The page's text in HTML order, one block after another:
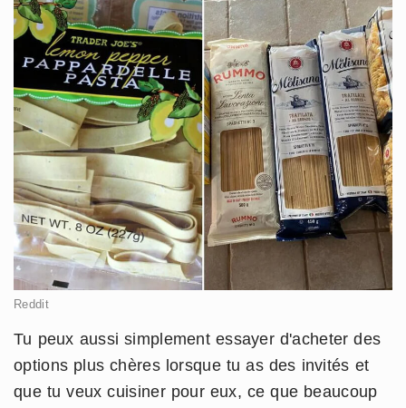
Reddit
Tu peux aussi simplement essayer d'acheter des
options plus chères lorsque tu as des invités et
que tu veux cuisiner pour eux, ce que beaucoup